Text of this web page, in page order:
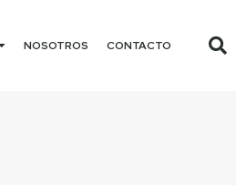
NOSOTROS CONTACTO